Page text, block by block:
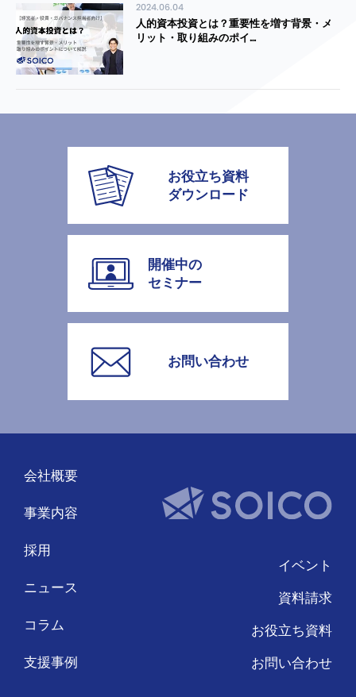
2024.06.04
人的資本投資とは？重要性を増す背景・メ
リット・取り組みのポイ…
お役立ち資料
ダウンロード
開催中の
セミナー
お問い合わせ
会社概要
事業内容
採用
ニュース
コラム
支援事例
イベント
資料請求
お役立ち資料
お問い合わせ